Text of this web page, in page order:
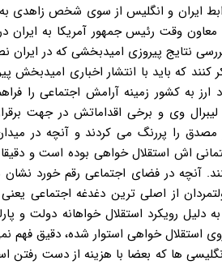
ایران و انگلیس از سوی شخص زاهدی
وقت رئیس جمهور آمریکا به ایران
نتایج پیروزی امیدبخشی که در
که باید با انتشار اخباری امیدبخش
به کشور زمینه آرامش اجتماعی را
وی و برخی اقداماتش در جهت
مصدق را پررنگ می کردند و آنچه در
اش استقلال خواهی بوده است و
آنچه در فضای اجتماعی رقم خورد
از اصلی ترین دغدغه اجتماعی
رویکرد استقلال خواهانه دولت و
خواهی استوار شده، دقیق فهم
ها که بعضا با هزینه از دست رفتن